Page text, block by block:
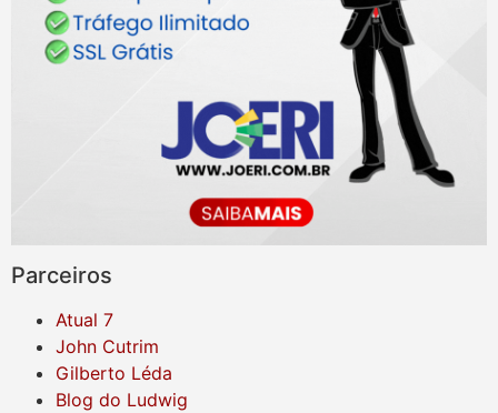
Parceiros
Atual 7
John Cutrim
Gilberto Léda
Blog do Ludwig